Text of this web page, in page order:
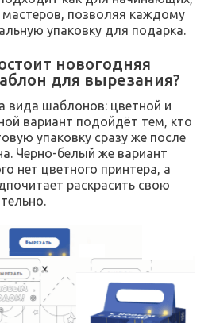
позволяя каждому
упаковку для подарка.
новогодняя
для вырезания?
вида шаблонов: цветной и
вариант подойдёт тем, кто
упаковку сразу же после
Черно-белый же вариант
нет цветного принтера, а
раскрасить свою